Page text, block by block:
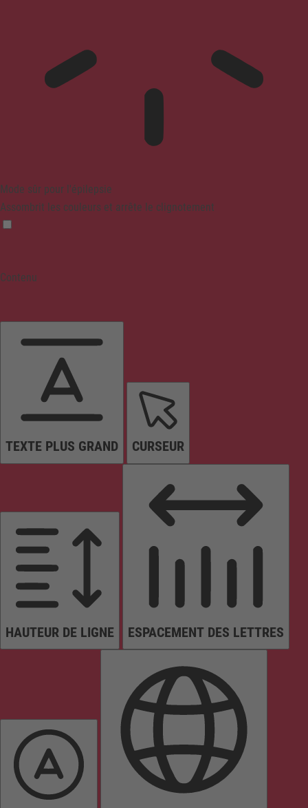
Mode sûr pour l'épilepsie
Assombrit les couleurs et arrête le clignotement
Contenu
TEXTE PLUS GRAND CURSEUR
HAUTEUR DE LIGNE ESPACEMENT DES LETTRES